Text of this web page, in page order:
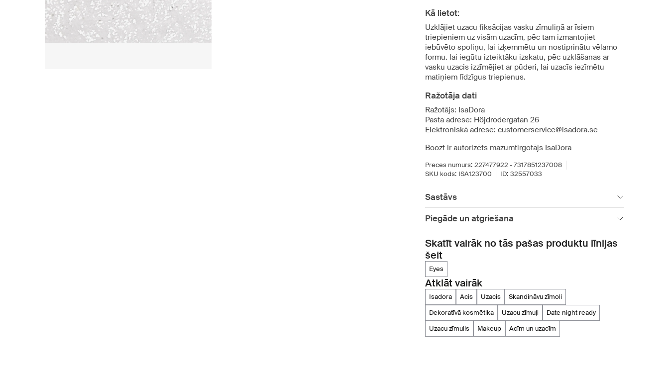
Kā lietot:
Uzklājiet uzacu fiksācijas vasku zīmuliņā ar īsiem
triepieniem uz visām uzacīm, pēc tam izmantojiet
iebūvēto spoliņu, lai izķemmētu un nostiprinātu vēlamo
formu. lai iegūtu izteiktāku izskatu, pēc uzklāšanas ar
vasku uzacis izzīmējiet ar pūderi, lai uzacīs iezīmētu
matiņiem līdzīgus triepienus.
Ražotāja dati
Ražotājs: IsaDora
Pasta adrese: Höjdrodergatan 26
Elektroniskā adrese: customerservice@isadora.se
Boozt ir autorizēts mazumtirgotājs IsaDora
Preces numurs: 227477922 - 7317851237008
SKU kods: ISA123700 ID: 32557033
Sastāvs
Piegāde un atgriešana
Skatīt vairāk no tās pašas produktu līnijas
šeit
eyes
Atklāt vairāk
isadora acis uzacis
skandināvu zīmoli
dekoratīvā kosmētika
uzacu zīmuļi
date night ready
uzacu zīmulis
makeup acīm un uzacīm